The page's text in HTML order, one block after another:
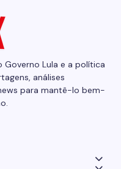
Lula e a política
análises
para mantê-lo bem-